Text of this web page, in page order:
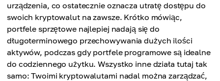
urządzenia, co ostatecznie oznacza utratę dostępu do
swoich kryptowalut na zawsze. Krótko mówiąc,
portfele sprzętowe najlepiej nadają się do
długoterminowego przechowywania dużych ilości
aktywów, podczas gdy portfele programowe są idealne
do codziennego użytku. Wszystko inne działa tutaj tak
samo: Twoimi kryptowalutami nadal można zarządzać,